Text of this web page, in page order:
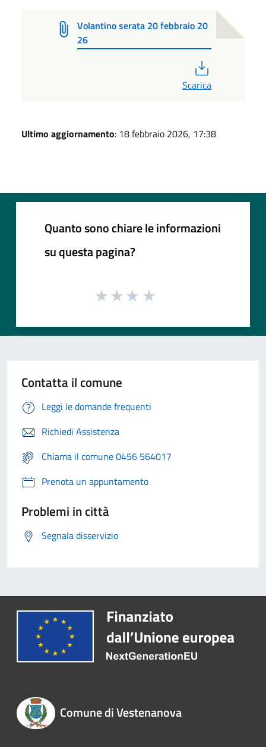
Volantino serata 20 febbraio 20
26
Scarica
Ultimo aggiornamento: 18 febbraio 2026, 17:38
Quanto sono chiare le informazioni
su questa pagina?
Contatta il comune
Leggi le domande frequenti
Richiedi Assistenza
Chiama il comune 0456 564017
Prenota un appuntamento
Problemi in città
Segnala disservizio
Comune di Vestenanova